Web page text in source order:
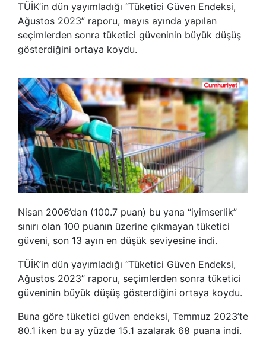
TÜİK’in dün yayımladığı “Tüketici Güven Endeksi,
Ağustos 2023” raporu, mayıs ayında yapılan
seçimlerden sonra tüketici güveninin büyük düşüş
gösterdiğini ortaya koydu.
Nisan 2006’dan (100.7 puan) bu yana “iyimserlik”
sınırı olan 100 puanın üzerine çıkmayan tüketici
güveni, son 13 ayın en düşük seviyesine indi.
TÜİK’in dün yayımladığı “Tüketici Güven Endeksi,
Ağustos 2023” raporu, seçimlerden sonra tüketici
güveninin büyük düşüş gösterdiğini ortaya koydu.
Buna göre tüketici güven endeksi, Temmuz 2023’te
80.1 iken bu ay yüzde 15.1 azalarak 68 puana indi.